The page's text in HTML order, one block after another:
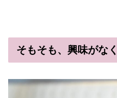
そもそも、興味がな